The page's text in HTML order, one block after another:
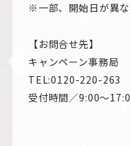
※一部、開始日が異な
【お問合せ先】
キャンペーン事務局
TEL:0120-220-263
受付時間／9:00～